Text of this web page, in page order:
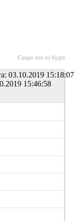
Скоро что то будет...
03.10.2019 15:18:07
15:46:58